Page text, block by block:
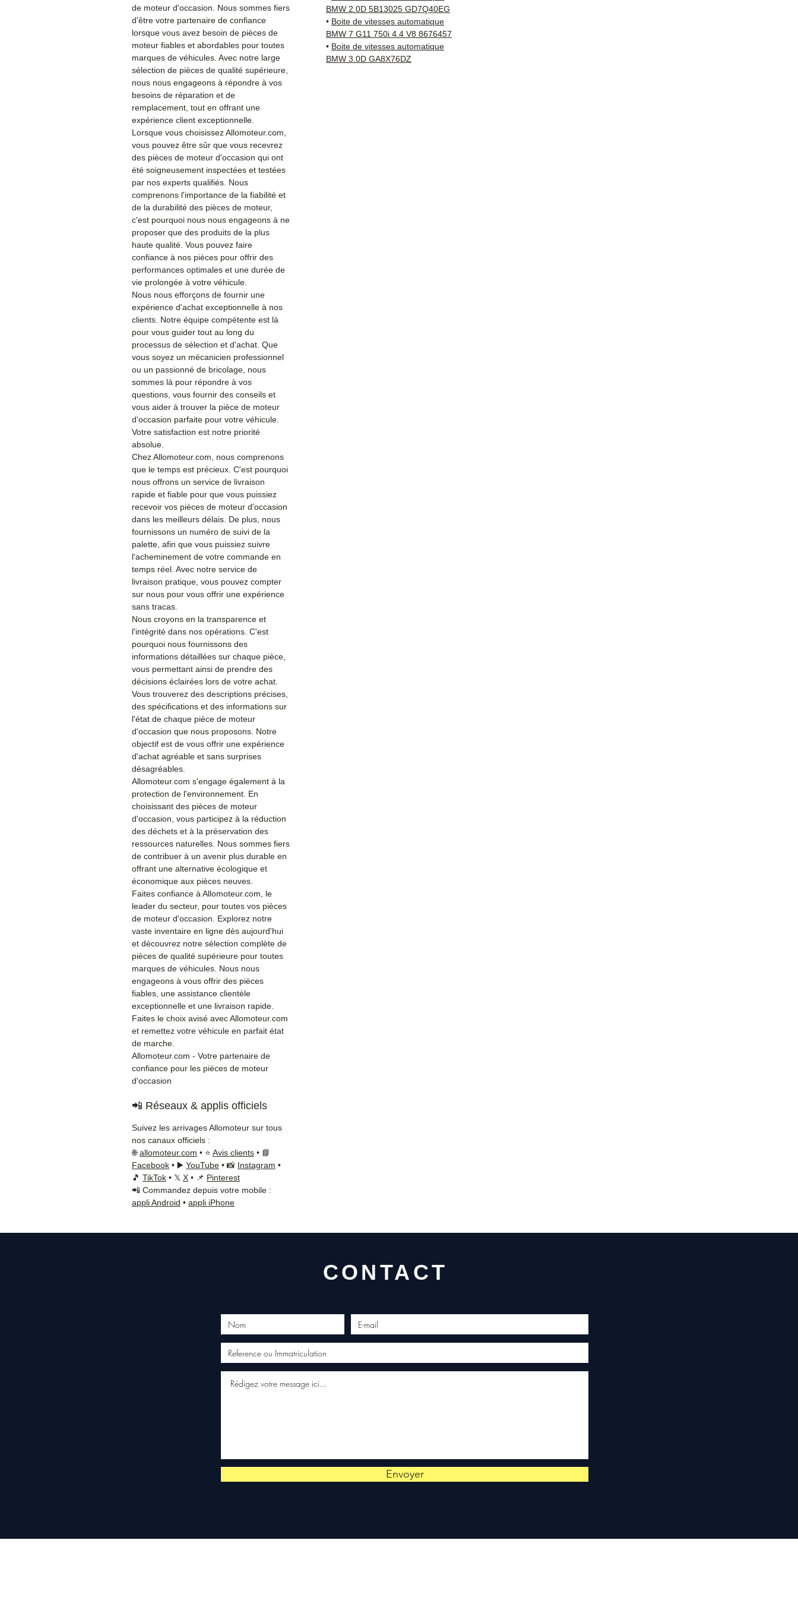
de moteur d'occasion. Nous sommes fiers
d'être votre partenaire de confiance
lorsque vous avez besoin de pièces de
moteur fiables et abordables pour toutes
marques de véhicules. Avec notre large
sélection de pièces de qualité supérieure,
nous nous engageons à répondre à vos
besoins de réparation et de
remplacement, tout en offrant une
expérience client exceptionnelle.
Lorsque vous choisissez Allomoteur.com,
vous pouvez être sûr que vous recevrez
des pièces de moteur d'occasion qui ont
été soigneusement inspectées et testées
par nos experts qualifiés. Nous
comprenons l'importance de la fiabilité et
de la durabilité des pièces de moteur,
c'est pourquoi nous nous engageons à ne
proposer que des produits de la plus
haute qualité. Vous pouvez faire
confiance à nos pièces pour offrir des
performances optimales et une durée de
vie prolongée à votre véhicule.
Nous nous efforçons de fournir une
expérience d'achat exceptionnelle à nos
clients. Notre équipe compétente est là
pour vous guider tout au long du
processus de sélection et d'achat. Que
vous soyez un mécanicien professionnel
ou un passionné de bricolage, nous
sommes là pour répondre à vos
questions, vous fournir des conseils et
vous aider à trouver la pièce de moteur
d'occasion parfaite pour votre véhicule.
Votre satisfaction est notre priorité
absolue.
Chez Allomoteur.com, nous comprenons
que le temps est précieux. C'est pourquoi
nous offrons un service de livraison
rapide et fiable pour que vous puissiez
recevoir vos pièces de moteur d'occasion
dans les meilleurs délais. De plus, nous
fournissons un numéro de suivi de la
palette, afin que vous puissiez suivre
l'acheminement de votre commande en
temps réel. Avec notre service de
livraison pratique, vous pouvez compter
sur nous pour vous offrir une expérience
sans tracas.
Nous croyons en la transparence et
l'intégrité dans nos opérations. C'est
pourquoi nous fournissons des
informations détaillées sur chaque pièce,
vous permettant ainsi de prendre des
décisions éclairées lors de votre achat.
Vous trouverez des descriptions précises,
des spécifications et des informations sur
l'état de chaque pièce de moteur
d'occasion que nous proposons. Notre
objectif est de vous offrir une expérience
d'achat agréable et sans surprises
désagréables.
Allomoteur.com s'engage également à la
protection de l'environnement. En
choisissant des pièces de moteur
d'occasion, vous participez à la réduction
des déchets et à la préservation des
ressources naturelles. Nous sommes fiers
de contribuer à un avenir plus durable en
offrant une alternative écologique et
économique aux pièces neuves.
Faites confiance à Allomoteur.com, le
leader du secteur, pour toutes vos pièces
de moteur d'occasion. Explorez notre
vaste inventaire en ligne dès aujourd'hui
et découvrez notre sélection complète de
pièces de qualité supérieure pour toutes
marques de véhicules. Nous nous
engageons à vous offrir des pièces
fiables, une assistance clientèle
exceptionnelle et une livraison rapide.
Faites le choix avisé avec Allomoteur.com
et remettez votre véhicule en parfait état
de marche.
Allomoteur.com - Votre partenaire de
confiance pour les pièces de moteur
d'occasion
BMW 2.0D 5B13025 GD7Q40EG
• Boite de vitesses automatique
BMW 7 G11 750i 4.4 V8 8676457
• Boite de vitesses automatique
BMW 3.0D GA8X76DZ
📲 Réseaux & applis officiels
Suivez les arrivages Allomoteur sur tous
nos canaux officiels :
🌐allomoteur.com • ⭐ Avis clients • 📘
Facebook • ▶️ YouTube • 📸 Instagram •
🎵 TikTok • 𝕏 X • 📌 Pinterest
📲 Commandez depuis votre mobile :
appli Android • appli iPhone
CONTACT
Envoyer